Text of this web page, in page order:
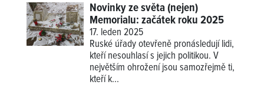
Novinky ze světa (nejen)
Memorialu: začátek roku 2025
17. leden 2025
Ruské úřady otevřeně pronásledují lidi,
kteří nesouhlasí s jejich politikou. V
největším ohrožení jsou samozřejmě ti,
kteří k...